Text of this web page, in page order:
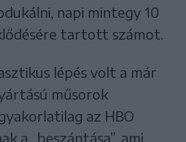
napi mintegy 10
tartott számot.
lépés volt a már
műsorok
az HBO
a „beszántása”, ami